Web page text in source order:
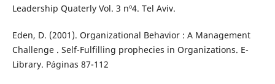
Leadership Quaterly Vol. 3 nº4. Tel Aviv.
Eden, D. (2001). Organizational Behavior : A Management
Challenge . Self-Fulfilling prophecies in Organizations. E-
Library. Páginas 87-112